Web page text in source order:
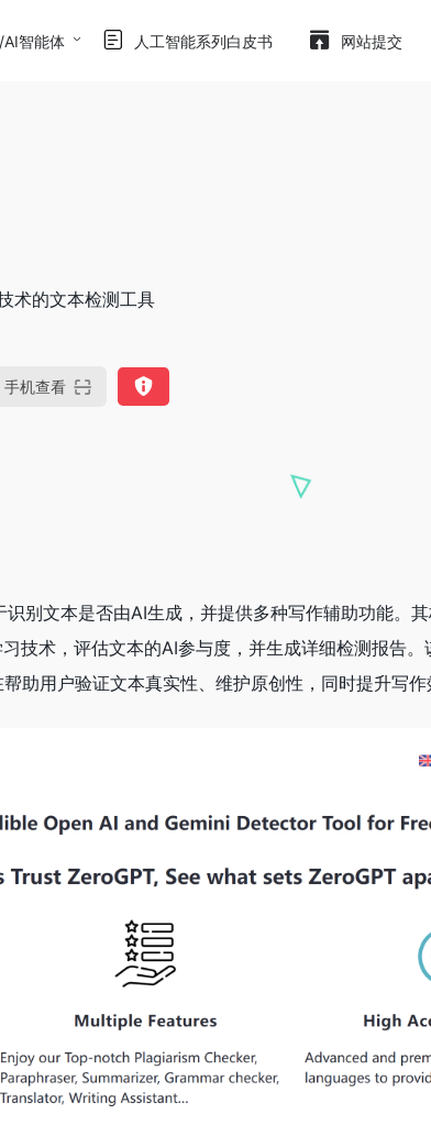
AI智能体 人工智能系列白皮书 网站提交
术的文本检测工具
手机查看
别文本是否由AI生成，并提供多种写作辅助功能。
技术，评估文本的AI参与度，并生成详细检测报告
助用户验证文本真实性、维护原创性，同时提升写作